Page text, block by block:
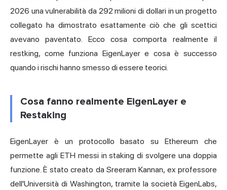
2026 una vulnerabilità da 292 milioni di dollari in un progetto
collegato ha dimostrato esattamente ciò che gli scettici
avevano paventato. Ecco cosa comporta realmente il
restking, come funziona EigenLayer e cosa è successo
quando i rischi hanno smesso di essere teorici.
Cosa fanno realmente EigenLayer e
Restaking
EigenLayer è un protocollo basato su Ethereum che
permette agli ETH messi in staking di svolgere una doppia
funzione. È stato creato da Sreeram Kannan, ex professore
dell'Università di Washington, tramite la società EigenLabs,